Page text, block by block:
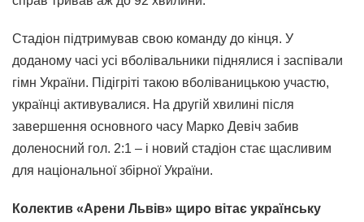
Стадіон підтримував свою команду до кінця. У
доданому часі усі вболівальники піднялися і заспівали
гімн України. Підігріті такою вболіваницькою участю,
українці активувалися. На другій хвилині після
завершення основного часу Марко Девіч забив
доленосний гол. 2:1 – і новий стадіон стає щасливим
для національної збірної України.
Колектив «Арени Львів» щиро вітає українську